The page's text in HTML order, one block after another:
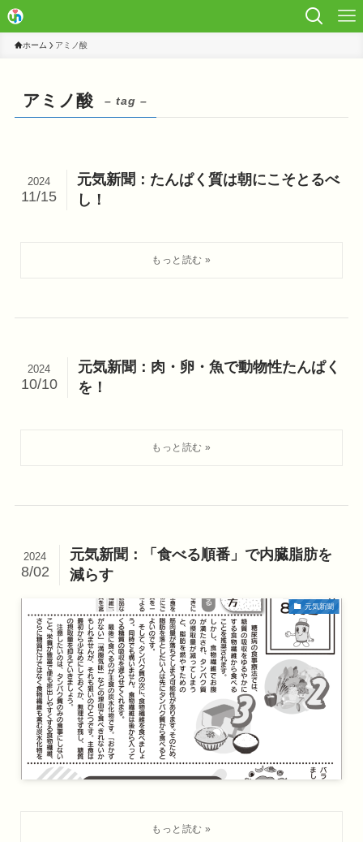
ホーム アミノ酸
アミノ酸 – tag –
元気新聞：たんぱく質は朝にこそとるべ
し！
2024
11/15
元気新聞：肉・卵・魚で動物性たんぱく
を！
2024
10/10
元気新聞：「食べる順番」で内臓脂肪を
減らす
2024
8/02
元気新聞